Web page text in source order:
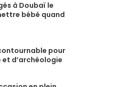
à Doubaï le
bébé quand
pour
et d’archéologie